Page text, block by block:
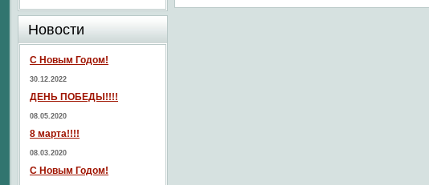
Новости
С Новым Годом!
30.12.2022
ДЕНЬ ПОБЕДЫ!!!!
08.05.2020
8 марта!!!!
08.03.2020
С Новым Годом!